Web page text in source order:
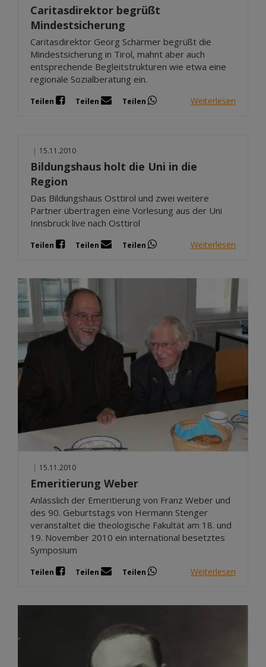
Caritasdirektor begrüßt
Mindestsicherung
Caritasdirektor Georg Schärmer begrüßt die
Mindestsicherung in Tirol, mahnt aber auch
entsprechende Begleitstrukturen wie etwa eine
regionale Sozialberatung ein.
Teilen Teilen Teilen Weiterlesen
| 15.11.2010
Bildungshaus holt die Uni in die
Region
Das Bildungshaus Osttirol und zwei weitere
Partner übertragen eine Vorlesung aus der Uni
Innsbruck live nach Osttirol
Teilen Teilen Teilen Weiterlesen
| 15.11.2010
Emeritierung Weber
Anlässlich der Emeritierung von Franz Weber und
des 90. Geburtstags von Hermann Stenger
veranstaltet die theologische Fakultät am 18. und
19. November 2010 ein international besetztes
Symposium
Teilen Teilen Teilen Weiterlesen